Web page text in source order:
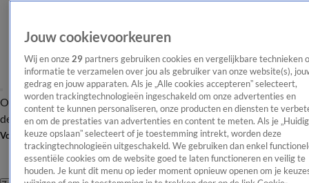
OverzichtAfleveringen Entertainment TV Algemeen
Tip
de redactieNieuwsbrief
Volg Shownieuws
Jouw cookievoorkeuren
Wij en onze 29 partners gebruiken cookies en vergelijkbare technieken
informatie te verzamelen over jou als gebruiker van onze website(s),
gedrag en jouw apparaten. Als je „Alle cookies accepteren” selecteert,
worden trackingtechnologieën ingeschakeld om onze advertenties en
content te kunnen personaliseren, onze producten en diensten te
en om de prestaties van advertenties en content te meten. Als je
keuze opslaan” selecteert of je toestemming intrekt, worden deze
trackingtechnologieën uitgeschakeld. We gebruiken dan enkel
essentiële cookies om de website goed te laten functioneren en veilig te
houden. Je kunt dit menu op ieder moment opnieuw openen om je